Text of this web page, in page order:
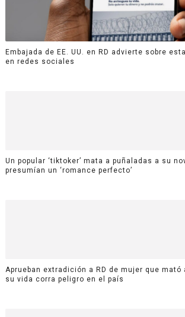
Embajada de EE. UU. en RD advierte sobre
en redes sociales
Un popular ‘tiktoker’ mata a puñaladas a su
presumían un ‘romance perfecto’
Aprueban extradición a RD de mujer que mató
su vida corra peligro en el país